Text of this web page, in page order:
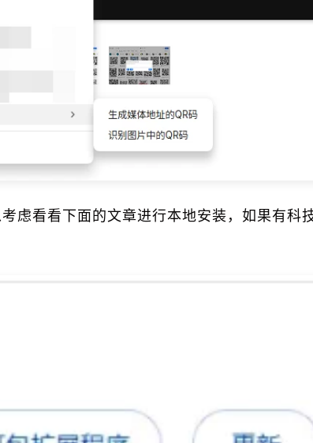
虑看看下面的文章进行本地安装，如果有科